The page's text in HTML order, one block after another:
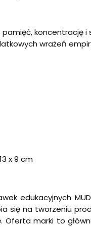
koncentrację i
wrażeń
x 9 cm
edukacyjnych
się na tworzeniu
Oferta marki to